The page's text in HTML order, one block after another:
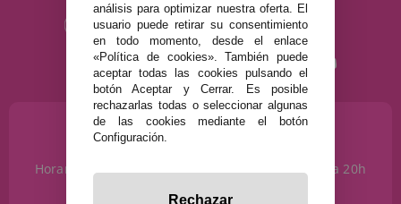
¿NECESITAS AYUDA?
Horario de Lunes a Sábados de 10 a 14h y de 17 a 20h
info@disfracestuyyo.com
análisis para optimizar nuestra oferta. El
usuario puede retirar su consentimiento
en todo momento, desde el enlace
«Política de cookies». También puede
aceptar todas las cookies pulsando el
botón Aceptar y Cerrar. Es posible
rechazarlas todas o seleccionar algunas
de las cookies mediante el botón
Configuración.
Rechazar